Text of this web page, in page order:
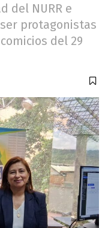
del NURR e
protagonistas
del 29